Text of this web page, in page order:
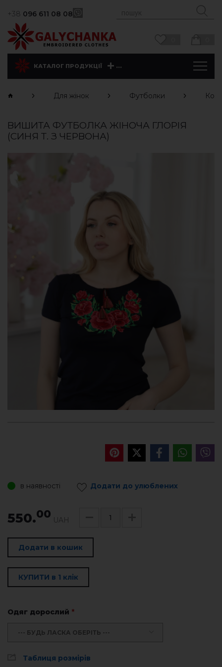
+38 096 611 08 08
КАТАЛОГ ПРОДУКЦІЇ ...
Для жінок Футболки
ВИШИТА ФУТБОЛКА ЖІНОЧА ГЛОРІЯ
(СИНЯ Т. З ЧЕРВОНА)
в наявності Додати до улюблених
550.00 UAH
Додати в кошик
КУПИТИ в 1 клік
Одяг дорослий *
--- БУДЬ ЛАСКА ОБЕРІТЬ ---
Таблиця розмірів